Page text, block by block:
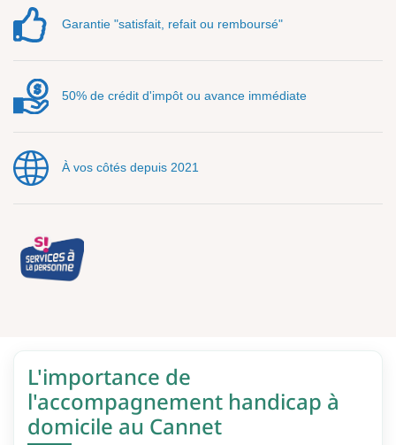
Garantie "satisfait, refait ou remboursé"
50% de crédit d'impôt ou avance immédiate
À vos côtés depuis 2021
L'importance de
l'accompagnement handicap à
domicile au Cannet